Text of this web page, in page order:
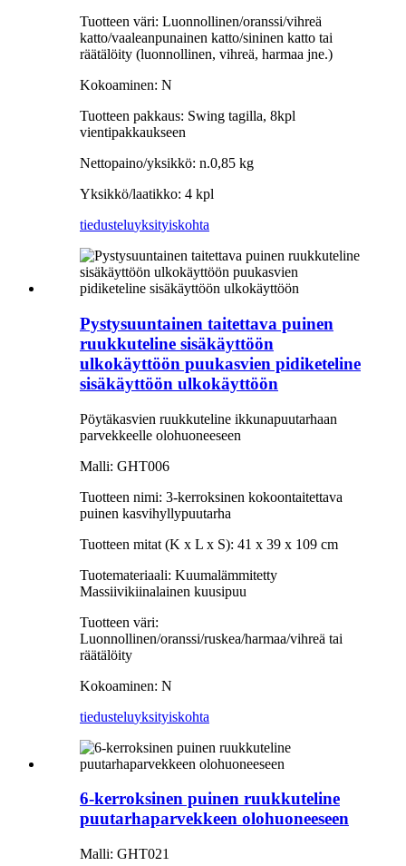
Tuotteen väri: Luonnollinen/oranssi/vihreä
katto/vaaleanpunainen katto/sininen katto tai
räätälöity (luonnollinen, vihreä, harmaa jne.)
Kokoaminen: N
Tuotteen pakkaus: Swing tagilla, 8kpl
vientipakkaukseen
Nettopaino/yksikkö: n.0,85 kg
Yksikkö/laatikko: 4 kpl
tiedusteluyksityiskohta
Pystysuuntainen taitettava puinen
ruukkuteline sisäkäyttöön
ulkokäyttöön puukasvien pidiketeline
sisäkäyttöön ulkokäyttöön
Pöytäkasvien ruukkuteline ikkunapuutarhaan
parvekkeelle olohuoneeseen
Malli: GHT006
Tuotteen nimi: 3-kerroksinen kokoontaitettava
puinen kasvihyllypuutarha
Tuotteen mitat (K x L x S): 41 x 39 x 109 cm
Tuotemateriaali: Kuumalämmitetty
Massiivikiinalainen kuusipuu
Tuotteen väri:
Luonnollinen/oranssi/ruskea/harmaa/vihreä tai
räätälöity
Kokoaminen: N
tiedusteluyksityiskohta
6-kerroksinen puinen ruukkuteline
puutarhaparvekkeen olohuoneeseen
Malli: GHT021